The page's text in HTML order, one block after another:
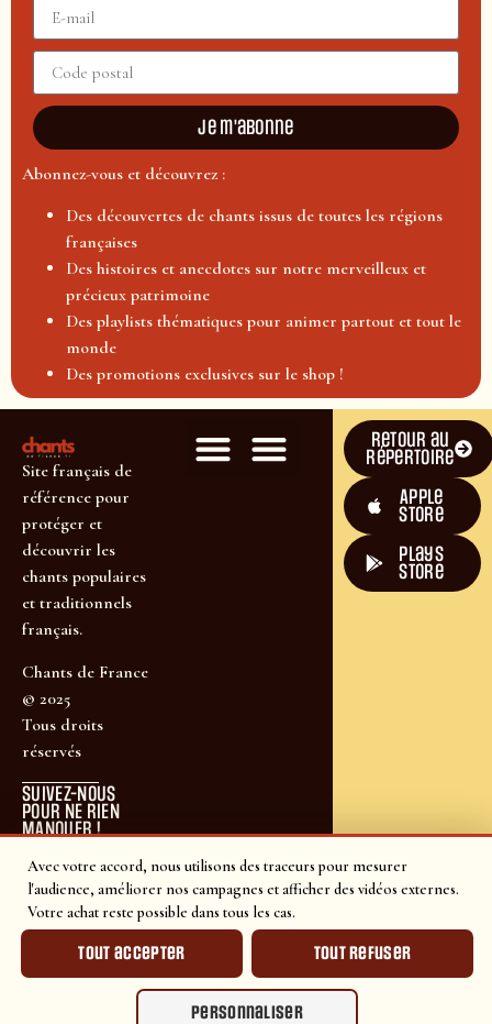
Avec votre accord, nous utilisons des traceurs pour mesurer
l'audience, améliorer nos campagnes et afficher des vidéos externes.
Votre achat reste possible dans tous les cas.
Tout accepter Tout refuser
Personnaliser
Je m'abonne
Abonnez-vous et découvrez :
Des découvertes de chants issus de toutes les régions
françaises
Des histoires et anecdotes sur notre merveilleux et
précieux patrimoine
Des playlists thématiques pour animer partout et tout le
monde
Des promotions exclusives sur le shop !
Site français de
référence pour
protéger et
découvrir les
chants populaires
et traditionnels
français.
Chants de France
© 2025
Tous droits
réservés
SUIVEZ-NOUS
POUR NE RIEN
MANQUER !
Retour au
répertoire
Apple
Store
plays
store